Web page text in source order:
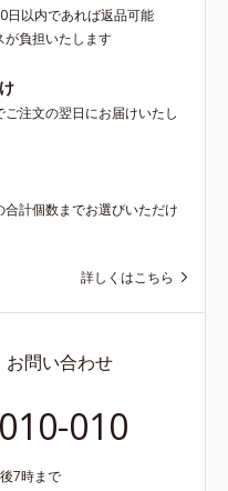
日以内であれば返品可能
負担いたします
注文の翌日にお届けいたし
計個数までお選びいただけ
詳しくはこちら
お問い合わせ
010
7時まで